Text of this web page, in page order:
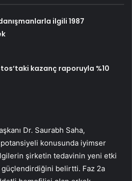
ilgili 1987
kazanç raporuyla %10
Dr. Saurabh Saha,
konusunda iyimser
şirketin tedavinin yeni etki
güçlendirdiğini belirtti. Faz 2a